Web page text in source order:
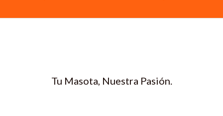
Tu Masota, Nuestra Pasión.